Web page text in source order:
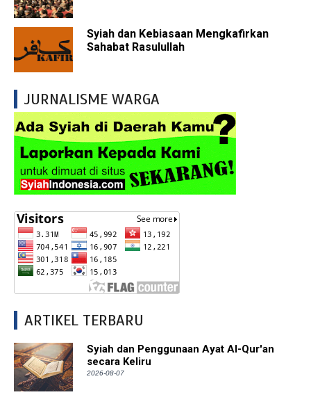
Syiah dan Kebiasaan Mengkafirkan
Sahabat Rasulullah
JURNALISME WARGA
ARTIKEL TERBARU
Syiah dan Penggunaan Ayat Al-Qur'an
secara Keliru
2026-08-07